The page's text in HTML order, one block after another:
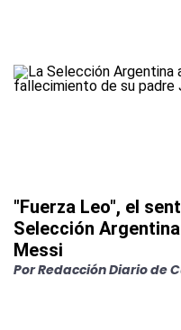
"Fuerza Leo", el
Selección
Messi
PorRedacción Diario de